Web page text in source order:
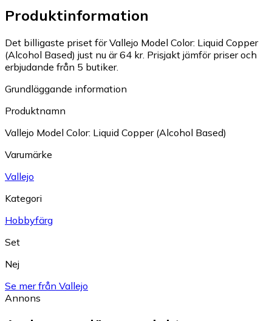
Produktinformation
Det billigaste priset för Vallejo Model Color: Liquid Copper
(Alcohol Based) just nu är 64 kr. Prisjakt jämför priser och
erbjudande från 5 butiker.
Grundläggande information
Produktnamn
Vallejo Model Color: Liquid Copper (Alcohol Based)
Varumärke
Vallejo
Kategori
Hobbyfärg
Set
Nej
Se mer från Vallejo
Annons